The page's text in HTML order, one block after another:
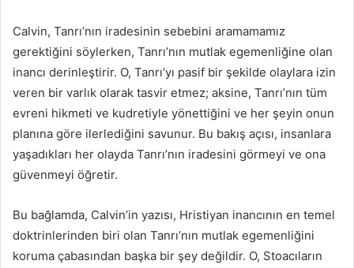
Calvin, Tanrı’nın iradesinin sebebini aramamamız
gerektiğini söylerken, Tanrı’nın mutlak egemenliğine olan
inancı derinleştirir. O, Tanrı’yı pasif bir şekilde olaylara izin
veren bir varlık olarak tasvir etmez; aksine, Tanrı’nın tüm
evreni hikmeti ve kudretiyle yönettiğini ve her şeyin onun
planına göre ilerlediğini savunur. Bu bakış açısı, insanlara
yaşadıkları her olayda Tanrı’nın iradesini görmeyi ve ona
güvenmeyi öğretir.
Bu bağlamda, Calvin’in yazısı, Hristiyan inancının en temel
doktrinlerinden biri olan Tanrı’nın mutlak egemenliğini
koruma çabasından başka bir şey değildir. O, Stoacıların